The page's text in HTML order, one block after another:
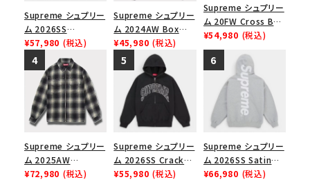
Supreme シュプリー
ム 2026SS
Ghostface Arc
Hooded
Sweatshirt ゴー
ストフェイス アークフ
ーデッドスウェット パ
ーカー アッシュグレ
ー
¥57,980 (税込)
Supreme シュプリー
ム 2024AW Box
Logo Hooded
Sweatshirt ボック
スロゴフードパーカー
ネイビー 紺
¥45,980 (税込)
Supreme シュプリー
ム 20FW Cross Box
Logo Tee クロスボ
ックスロゴＴシャツ ホ
ワイト
¥54,980 (税込)
Supreme シュプリー
ム 2025AW
Studded Shadow
¥72,980 (税込)
Supreme シュプリー
ム 2026SS Cracked
Raglan Zip Up
¥55,980 (税込)
Supreme シュプリー
ム 2026SS Satin
Applique Hooded
¥66,980 (税込)